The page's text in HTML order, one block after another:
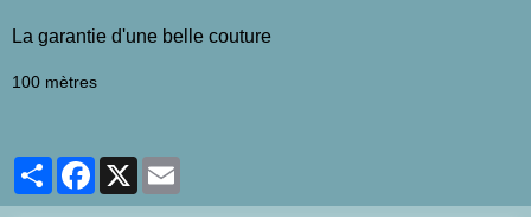
La garantie d'une belle couture
100 mètres
PartagerFacebook